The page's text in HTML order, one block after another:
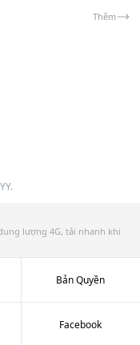
Thêm
lượng 4G, tải nhanh khi
Bản Quyền
Facebook